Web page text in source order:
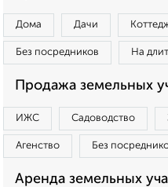
Дома Дачи
Без посредников На
Продажа земельных
ИЖС Садоводство
Агенство Без
Аренда земельных